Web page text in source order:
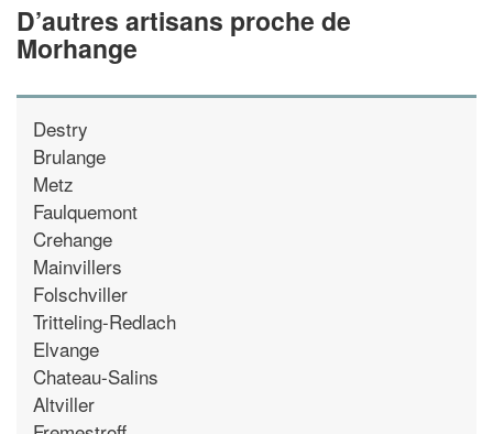
D’autres artisans proche de
Morhange
Destry
Brulange
Metz
Faulquemont
Crehange
Mainvillers
Folschviller
Tritteling-Redlach
Elvange
Chateau-Salins
Altviller